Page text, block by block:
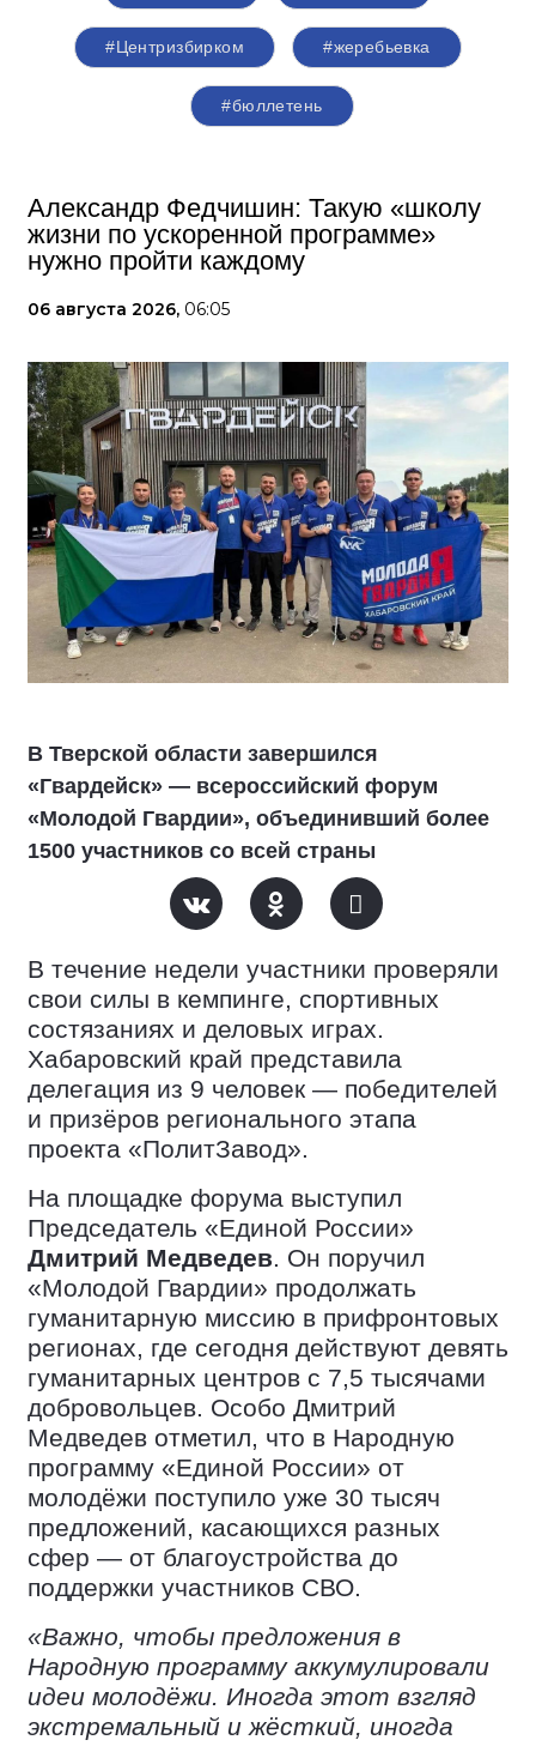
#Центризбирком #жеребьевка
#бюллетень
Александр Федчишин: Такую «школу
жизни по ускоренной программе»
нужно пройти каждому
06 августа 2026, 06:05
В Тверской области завершился
«Гвардейск» — всероссийский форум
«Молодой Гвардии», объединивший более
1500 участников со всей страны
В течение недели участники проверяли
свои силы в кемпинге, спортивных
состязаниях и деловых играх.
Хабаровский край представила
делегация из 9 человек — победителей
и призёров регионального этапа
проекта «ПолитЗавод».
На площадке форума выступил
Председатель «Единой России»
Дмитрий Медведев. Он поручил
«Молодой Гвардии» продолжать
гуманитарную миссию в прифронтовых
регионах, где сегодня действуют девять
гуманитарных центров с 7,5 тысячами
добровольцев. Особо Дмитрий
Медведев отметил, что в Народную
программу «Единой России» от
молодёжи поступило уже 30 тысяч
предложений, касающихся разных
сфер — от благоустройства до
поддержки участников СВО.
«Важно, чтобы предложения в
Народную программу аккумулировали
идеи молодёжи. Иногда этот взгляд
экстремальный и жёсткий, иногда